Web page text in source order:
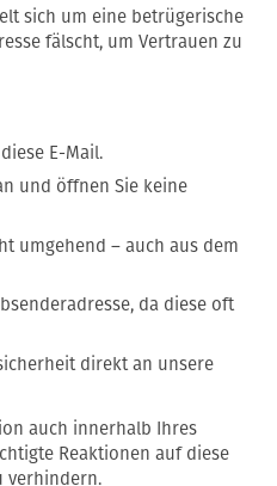
sich um eine betrügerische
fälscht, um Vertrauen zu
E-Mail.
und öffnen Sie keine
umgehend – auch aus dem
da diese oft
direkt an unsere
auch innerhalb Ihres
Reaktionen auf diese
verhindern.